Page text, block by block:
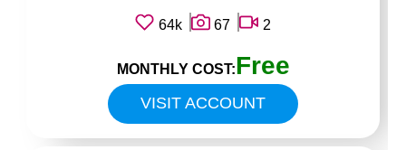
64k 67 2
VISIT ACCOUNT
MONTHLY COST:Free